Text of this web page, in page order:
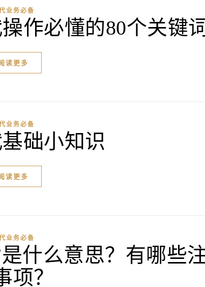
业务必备
作必懂的80个关键
读更多
业务必备
础小知识
读更多
业务必备
什么意思？有哪些
项？